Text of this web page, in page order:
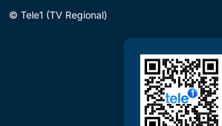
© Tele1 (TV Regional)